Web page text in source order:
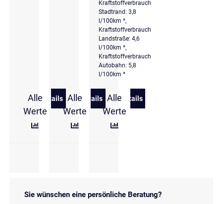
Alle
Werte
Details
zu Hyundai KONA 1.6 T-GDi DCT N Line NSCC/
Alle
Werte
Details
zu Hyundai KONA 1.6 T-GDi DCT N
Kraftstoffverbrauch
Stadtrand: 3,8
l/100km *,
Kraftstoffverbrauch
Landstraße: 4,6
l/100km *,
Kraftstoffverbrauch
Autobahn: 5,8
l/100km *
Alle
Werte
Details
zu Hyundai KONA Hybrid
Sie wünschen eine persönliche Beratung?